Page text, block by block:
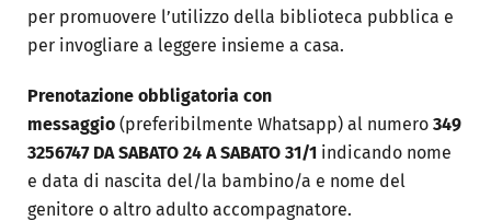
per promuovere l’utilizzo della biblioteca pubblica e
per invogliare a leggere insieme a casa.
Prenotazione obbligatoria con
messaggio (preferibilmente Whatsapp) al numero 349
3256747 DA SABATO 24 A SABATO 31/1 indicando nome
e data di nascita del/la bambino/a e nome del
genitore o altro adulto accompagnatore.